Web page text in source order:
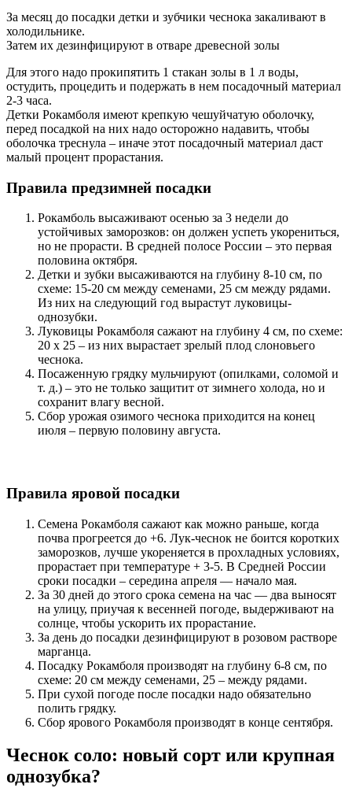
За месяц до посадки детки и зубчики чеснока закаливают в
холодильнике.
Затем их дезинфицируют в отваре древесной золы
Для этого надо прокипятить 1 стакан золы в 1 л воды,
остудить, процедить и подержать в нем посадочный материал
2-3 часа.
Детки Рокамболя имеют крепкую чешуйчатую оболочку,
перед посадкой на них надо осторожно надавить, чтобы
оболочка треснула – иначе этот посадочный материал даст
малый процент прорастания.
Правила предзимней посадки
Рокамболь высаживают осенью за 3 недели до
устойчивых заморозков: он должен успеть укорениться,
но не прорасти. В средней полосе России – это первая
половина октября.
Детки и зубки высаживаются на глубину 8-10 см, по
схеме: 15-20 см между семенами, 25 см между рядами.
Из них на следующий год вырастут луковицы-
однозубки.
Луковицы Рокамболя сажают на глубину 4 см, по схеме:
20 х 25 – из них вырастает зрелый плод слоновьего
чеснока.
Посаженную грядку мульчируют (опилками, соломой и
т. д.) – это не только защитит от зимнего холода, но и
сохранит влагу весной.
Сбор урожая озимого чеснока приходится на конец
июля – первую половину августа.
Правила яровой посадки
Семена Рокамболя сажают как можно раньше, когда
почва прогреется до +6. Лук-чеснок не боится коротких
заморозков, лучше укореняется в прохладных условиях,
прорастает при температуре + 3-5. В Средней России
сроки посадки – середина апреля — начало мая.
За 30 дней до этого срока семена на час — два выносят
на улицу, приучая к весенней погоде, выдерживают на
солнце, чтобы ускорить их прорастание.
За день до посадки дезинфицируют в розовом растворе
марганца.
Посадку Рокамболя производят на глубину 6-8 см, по
схеме: 20 см между семенами, 25 – между рядами.
При сухой погоде после посадки надо обязательно
полить грядку.
Сбор ярового Рокамболя производят в конце сентября.
Чеснок соло: новый сорт или крупная
однозубка?